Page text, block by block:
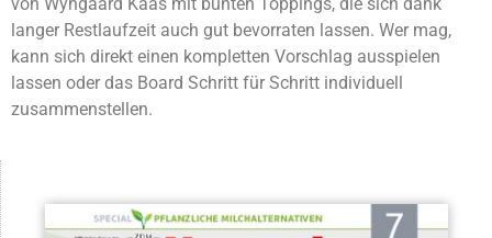
von Wyngaard Kaas mit bunten Toppings, die sich dank
langer Restlaufzeit auch gut bevorraten lassen. Wer mag,
kann sich direkt einen kompletten Vorschlag ausspielen
lassen oder das Board Schritt für Schritt individuell
zusammenstellen.